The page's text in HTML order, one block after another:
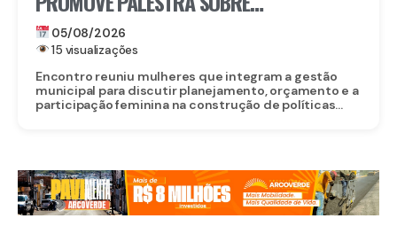
PROTAGONISMO FEMININO NA
FORMULAÇÃO DE POLÍTICAS PÚBLICAS EM
GRAVATÁ
05/08/2026
15 visualizações
Encontro reuniu mulheres que integram a gestão
municipal para discutir planejamento, orçamento e a
participação feminina na construção de políticas...